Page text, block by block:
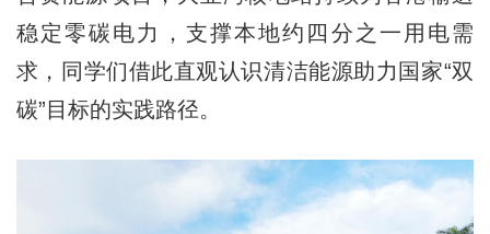
稳定零碳电力，支撑本地约四分之一用电需
求，同学们借此直观认识清洁能源助力国家“双
碳”目标的实践路径。